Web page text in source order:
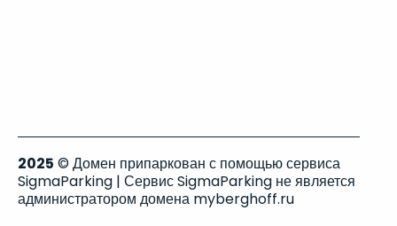
2025 © Домен припаркован с помощью сервиса
SigmaParking | Сервис SigmaParking не является
администратором домена myberghoff.ru